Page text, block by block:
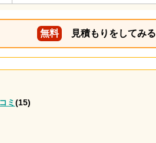
無料 見積もりをしてみる
ミ(15)